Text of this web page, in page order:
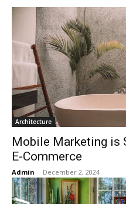
Architecture
Mobile Marketing is
E-Commerce
Admin - December 2, 2024